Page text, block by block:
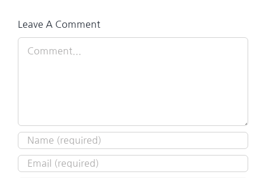
Leave A Comment
Comment